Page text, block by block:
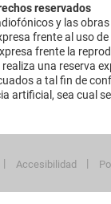
reservados
y las
frente al uso
frente la
una reserva
a tal fin de
artificial, sea cual
Accesibilidad